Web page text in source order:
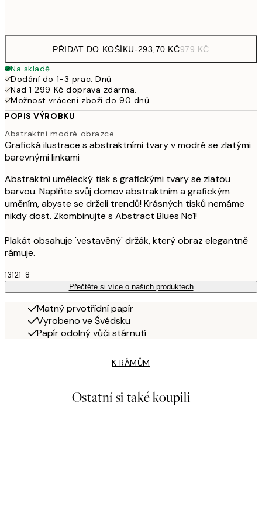
PŘIDAT DO KOŠÍKU-293,70 KČ979 KČ
Na skladě
Dodání do 1-3 prac. Dnů
Nad 1 299 Kč doprava zdarma.
Možnost vrácení zboží do 90 dnů
POPIS VÝROBKU
Abstraktní modré obrazce
Grafická ilustrace s abstraktními tvary v modré se zlatými
barevnými linkami
Abstraktní umělecký tisk s grafickými tvary se zlatou
barvou. Naplňte svůj domov abstraktním a grafickým
uměním, abyste se drželi trendů! Krásných tisků nemáme
nikdy dost. Zkombinujte s Abstract Blues No1!
Plakát obsahuje 'vestavěný' držák, který obraz elegantně
rámuje.
13121-8
Přečtěte si více o našich produktech
Matný prvotřídní papír
Vyrobeno ve Švédsku
Papír odolný vůči stárnutí
K RÁMŮM
Ostatní si také koupili